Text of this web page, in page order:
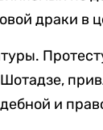
драки в
и